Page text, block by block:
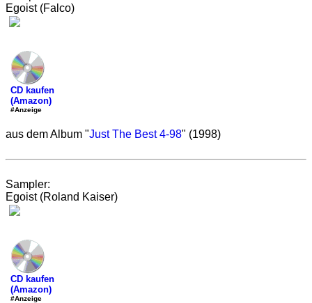
Egoist (Falco)
CD kaufen
(Amazon)
#Anzeige
aus dem Album "Just The Best 4-98" (1998)
Sampler:
Egoist (Roland Kaiser)
CD kaufen
(Amazon)
#Anzeige